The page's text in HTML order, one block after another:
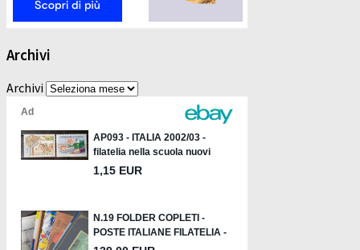
Archivi
Archivi